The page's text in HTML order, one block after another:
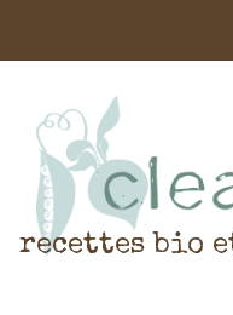
recettes bio